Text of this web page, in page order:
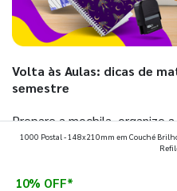
Volta às Aulas: dicas de
semestre
Prepare a mochila, organize
que fazem toda diferença
1000 Postal - 148x210mm em Couché
10% OFF*